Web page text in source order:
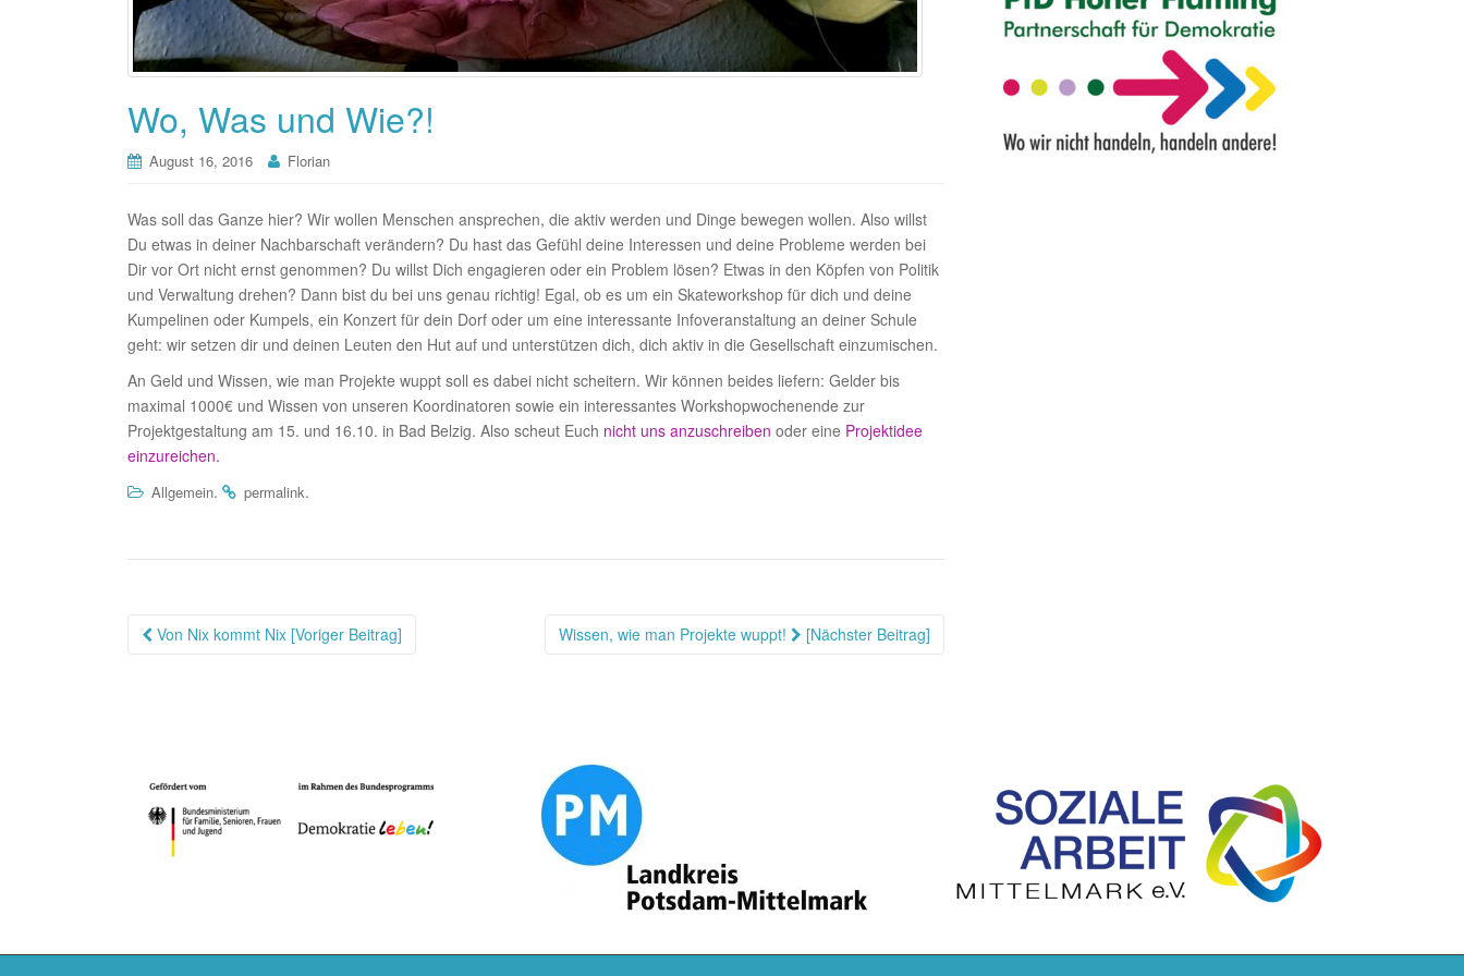
Wo, Was und Wie?!
August 16, 2016 Florian
Was soll das Ganze hier? Wir wollen Menschen ansprechen, die aktiv werden und Dinge bewegen wollen. Also willst
Du etwas in deiner Nachbarschaft verändern? Du hast das Gefühl deine Interessen und deine Probleme werden bei
Dir vor Ort nicht ernst genommen? Du willst Dich engagieren oder ein Problem lösen? Etwas in den Köpfen von Politik
und Verwaltung drehen? Dann bist du bei uns genau richtig! Egal, ob es um ein Skateworkshop für dich und deine
Kumpelinen oder Kumpels, ein Konzert für dein Dorf oder um eine interessante Infoveranstaltung an deiner Schule
geht: wir setzen dir und deinen Leuten den Hut auf und unterstützen dich, dich aktiv in die Gesellschaft einzumischen.
An Geld und Wissen, wie man Projekte wuppt soll es dabei nicht scheitern. Wir können beides liefern: Gelder bis
maximal 1000€ und Wissen von unseren Koordinatoren sowie ein interessantes Workshopwochenende zur
Projektgestaltung am 15. und 16.10. in Bad Belzig. Also scheut Euch nicht uns anzuschreiben oder eine Projektidee
einzureichen.
Allgemein. permalink.
Beitragsnavigation
Von Nix kommt Nix [Voriger Beitrag] Wissen, wie man Projekte wuppt! [Nächster Beitrag]